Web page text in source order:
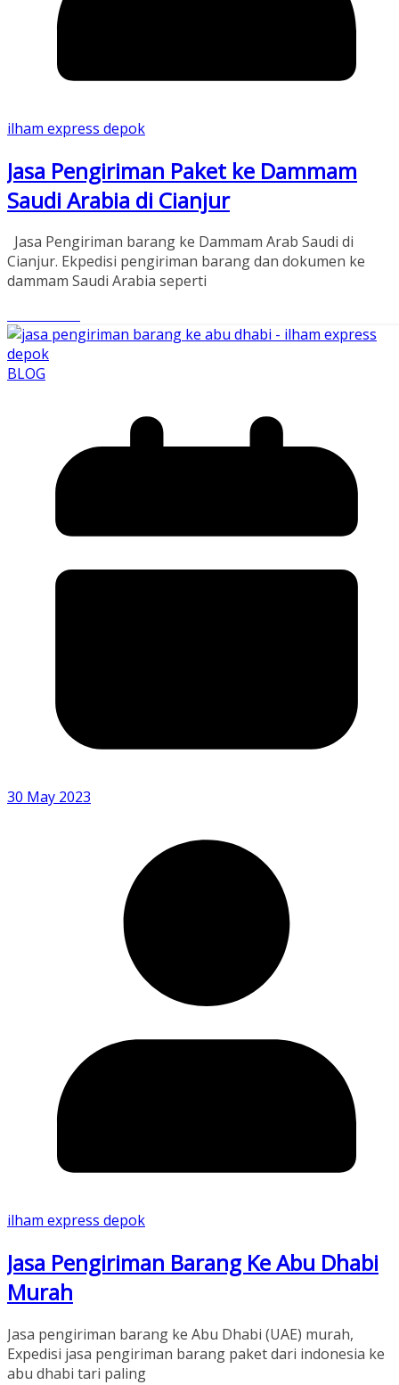
ilham express depok
Jasa Pengiriman Paket ke Dammam
Saudi Arabia di Cianjur
Jasa Pengiriman barang ke Dammam Arab Saudi di
Cianjur. Ekpedisi pengiriman barang dan dokumen ke
dammam Saudi Arabia seperti
BLOG
30 May 2023
ilham express depok
Jasa Pengiriman Barang Ke Abu Dhabi
Murah
Jasa pengiriman barang ke Abu Dhabi (UAE) murah,
Expedisi jasa pengiriman barang paket dari indonesia ke
abu dhabi tari paling